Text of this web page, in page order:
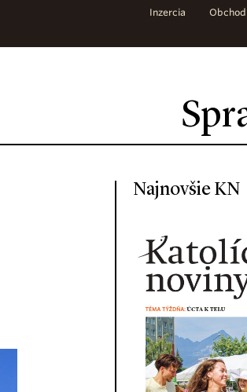
Inzercia Obchod
Najnovšie KN